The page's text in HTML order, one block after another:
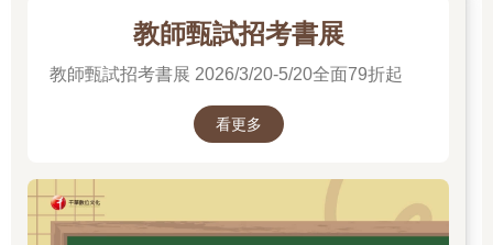
教師甄試招考書展
教師甄試招考書展 2026/3/20-5/20全面79折起
看更多